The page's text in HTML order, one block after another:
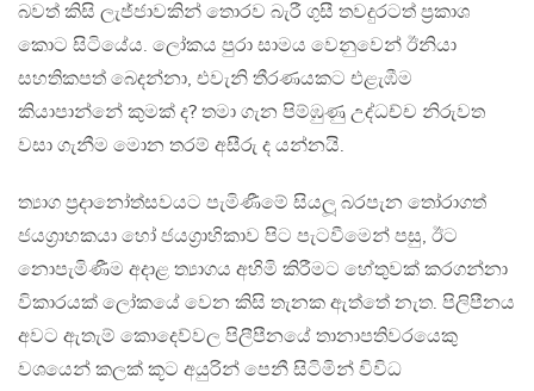
බවත් කිසි ලැජ්ජාවකින් තොරව බැරී ගුසී තවදුරටත් ප‍්‍රකාශ
කොට සිටියේය. ලෝකය පුරා සාමය වෙනුවෙන් ඊනියා
සහතිකපත් බෙදන්නා, එවැනි තීරණයකට එළැඹීම
කියාපාන්නේ කුමක් ද? තමා ගැන පිම්ඹුණු උද්ධච්ච නිරුවත
වසා ගැනීම මොන තරම් අසීරු ද යන්නයි.
ත්‍යාග ප‍්‍රදානෝත්සවයට පැමිණීමේ සියලූ බරපැන තෝරාගත්
ජයග‍්‍රාහකයා හෝ ජයග‍්‍රාහිකාව පිට පැටවීමෙන් පසු, ඊට
නොපැමිණීම අදාළ ත්‍යාගය අහිමි කිරීමට හේතුවක් කරගන්නා
විකාරයක් ලෝකයේ වෙන කිසි තැනක ඇත්තේ නැත. පිලිපීනය
අවට ඇතැම් කොදෙව්වල පිලීපීනයේ තානාපතිවරයෙකු
වශයෙන් කලක් කූට අයුරින් පෙනී සිටිමින් විවිධ